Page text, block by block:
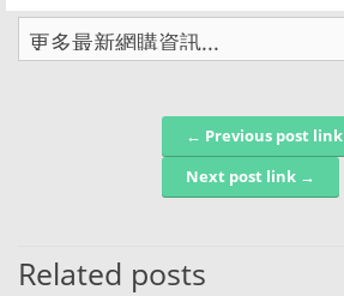
Post navigation← Previous post link
Next post link →
Related posts